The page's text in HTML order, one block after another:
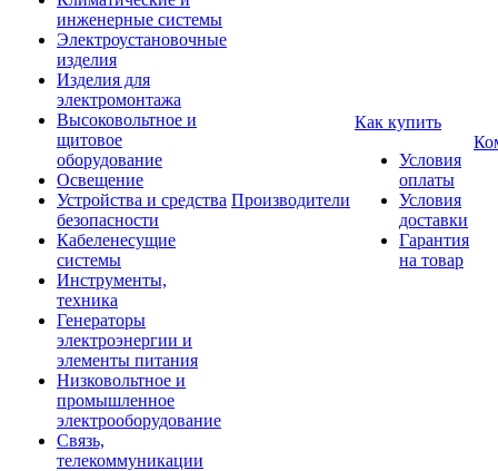
инженерные системы
Электроустановочные
изделия
Изделия для
электромонтажа
Высоковольтное и
щитовое
оборудование
Освещение
Устройства и средства
безопасности
Кабеленесущие
системы
Инструменты,
техника
Генераторы
электроэнергии и
элементы питания
Низковольтное и
промышленное
электрооборудование
Связь,
телекоммуникации
Производители
Как купить
Условия
оплаты
Условия
доставки
Гарантия
на товар